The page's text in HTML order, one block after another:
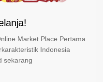
Market Place Pertama
Indonesia
sekarang